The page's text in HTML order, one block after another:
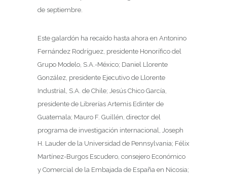
de septiembre.
Este galardón ha recaído hasta ahora en Antonino
Fernández Rodríguez, presidente Honorífico del
Grupo Modelo, S.A.-México; Daniel Llorente
González, presidente Ejecutivo de Llorente
Industrial, S.A. de Chile; Jesús Chico García,
presidente de Librerías Artemis Edinter de
Guatemala; Mauro F. Guillén, director del
programa de investigación internacional, Joseph
H. Lauder de la Universidad de Pennsylvania; Félix
Martínez-Burgos Escudero, consejero Económico
y Comercial de la Embajada de España en Nicosia;